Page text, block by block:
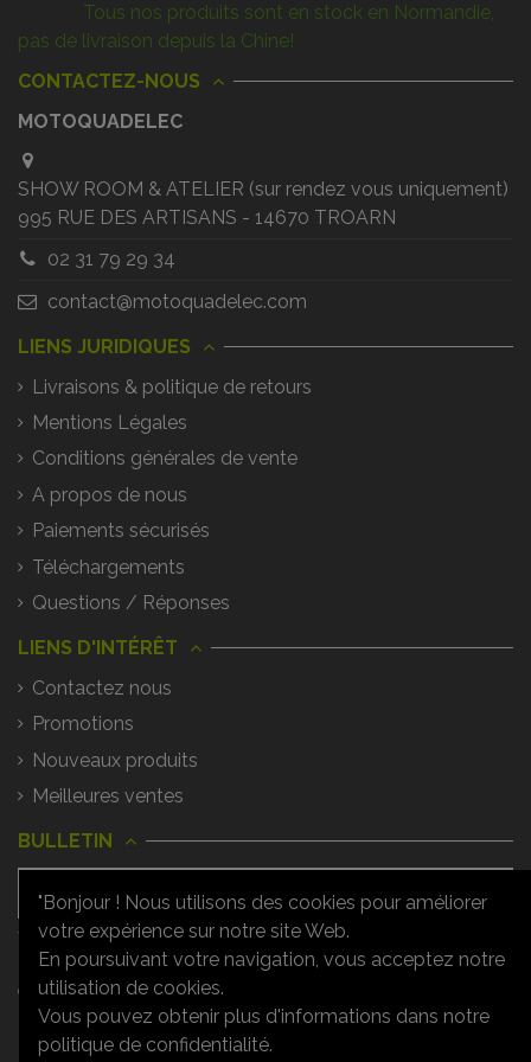
Tous nos produits sont en stock en Normandie,
pas de livraison depuis la Chine!
CONTACTEZ-NOUS
MOTOQUADELEC
SHOW ROOM & ATELIER (sur rendez vous uniquement)
995 RUE DES ARTISANS - 14670 TROARN
02 31 79 29 34
contact@motoquadelec.com
LIENS JURIDIQUES
Livraisons & politique de retours
Mentions Légales
Conditions générales de vente
A propos de nous
Paiements sécurisés
Téléchargements
Questions / Réponses
LIENS D'INTÉRÊT
Contactez nous
Promotions
Nouveaux produits
Meilleures ventes
BULLETIN
Vous pouvez vous désinscrire à tout
moment. Vous trouverez pour cela nos
informations de contact dans les
conditions d'utilisation du site.
"Bonjour ! Nous utilisons des cookies pour améliorer
votre expérience sur notre site Web.
En poursuivant votre navigation, vous acceptez notre
utilisation de cookies.
Vous pouvez obtenir plus d'informations dans notre
politique de confidentialité.